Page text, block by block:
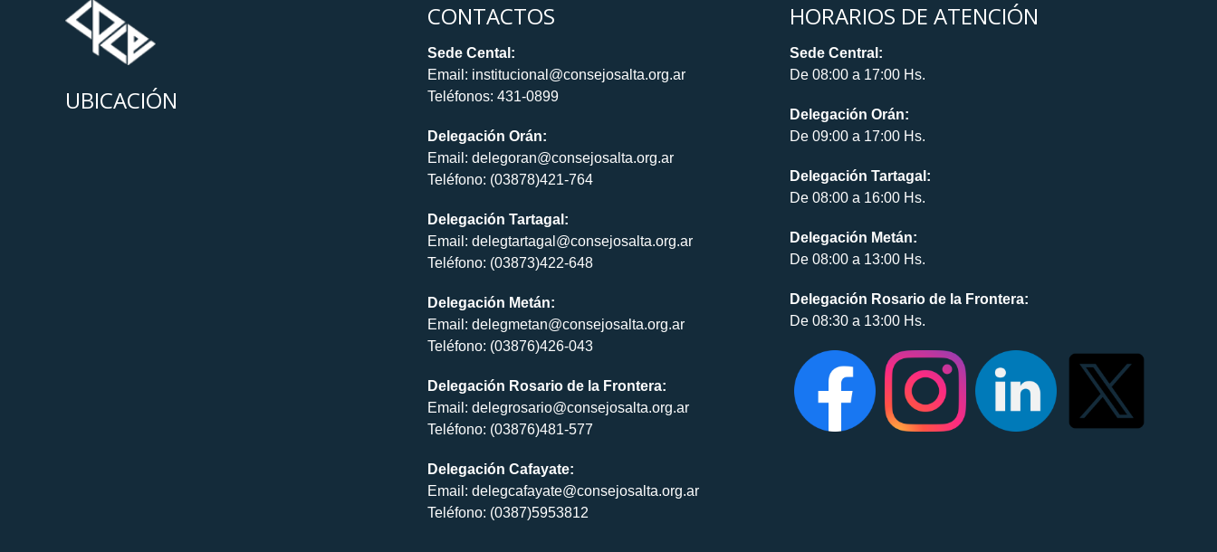
UBICACIÓN
CONTACTOS
Sede Cental:
Email: institucional@consejosalta.org.ar
Teléfonos: 431-0899
Delegación Orán:
Email: delegoran@consejosalta.org.ar
Teléfono: (03878)421-764
Delegación Tartagal:
Email: delegtartagal@consejosalta.org.ar
Teléfono: (03873)422-648
Delegación Metán:
Email: delegmetan@consejosalta.org.ar
Teléfono: (03876)426-043
Delegación Rosario de la Frontera:
Email: delegrosario@consejosalta.org.ar
Teléfono: (03876)481-577
Delegación Cafayate:
Email: delegcafayate@consejosalta.org.ar
Teléfono: (0387)5953812
HORARIOS DE ATENCIÓN
Sede Central:
De 08:00 a 17:00 Hs.
Delegación Orán:
De 09:00 a 17:00 Hs.
Delegación Tartagal:
De 08:00 a 16:00 Hs.
Delegación Metán:
De 08:00 a 13:00 Hs.
Delegación Rosario de la Frontera:
De 08:30 a 13:00 Hs.